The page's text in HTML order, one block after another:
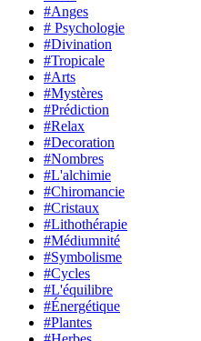
#Anges
# Psychologie
#Divination
#Tropicale
#Arts
#Mystères
#Prédiction
#Relax
#Decoration
#Nombres
#L'alchimie
#Chiromancie
#Cristaux
#Lithothérapie
#Médiumnité
#Symbolisme
#Cycles
#L'équilibre
#Énergétique
#Plantes